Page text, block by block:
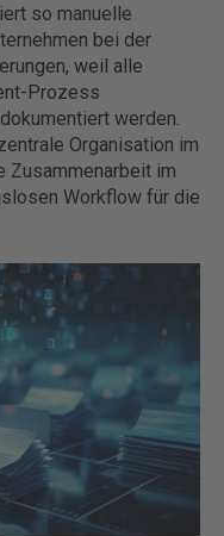
so manuelle
bei der
weil alle
Prozess
werden.
Organisation im
Zusammenarbeit im
Workflow für die